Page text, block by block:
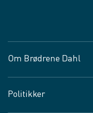
Om Brødrene Dahl
Vagttelefon 30 10 89 89
Politikker